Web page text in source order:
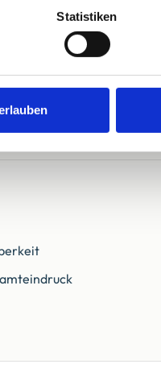
Statistiken